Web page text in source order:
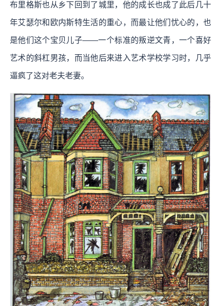
布里格斯也从乡下回到了城里，他的成长也成了此后几十
年艾瑟尔和欧内斯特生活的重心，而最让他们忧心的，也
是他们这个宝贝儿子——一个标准的叛逆文青，一个喜好
艺术的斜杠男孩，而当他后来进入艺术学校学习时，几乎
逼疯了这对老夫老妻。